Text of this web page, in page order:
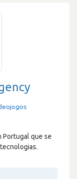
Portugal que se